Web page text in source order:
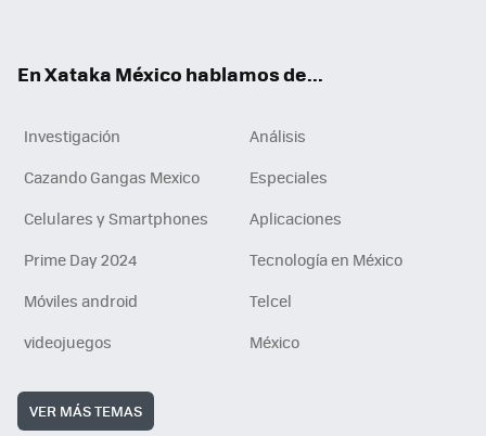
En Xataka México hablamos de...
Investigación
Análisis
Cazando Gangas Mexico
Especiales
Celulares y Smartphones
Aplicaciones
Prime Day 2024
Tecnología en México
Móviles android
Telcel
videojuegos
México
VER MÁS TEMAS